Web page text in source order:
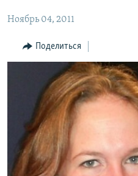
основной
навигации
Перейти
ЭКОНОМИКА
РЕГИОН
НАГОРНЫЙ КАРАБАХ
КУЛЬТУРА
СПОРТ
АРХИВ
Հայերեն
Ноябрь 04, 2011
Поделиться